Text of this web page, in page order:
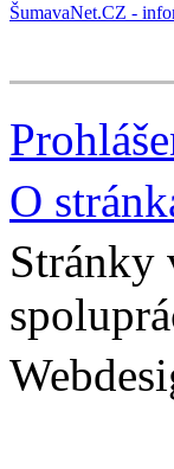
ŠumavaNet.CZ -
O
Stránky